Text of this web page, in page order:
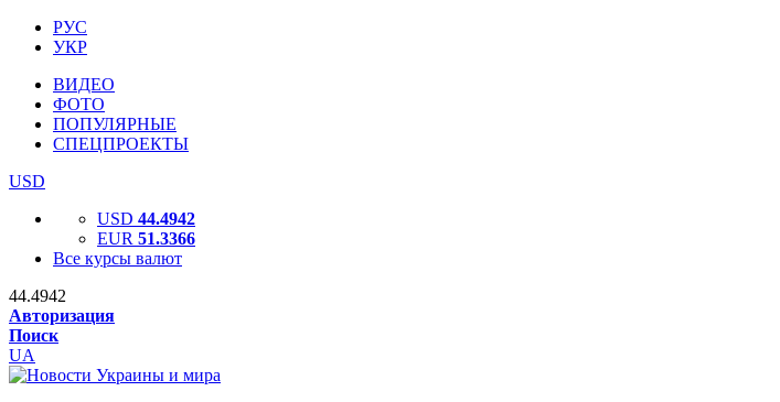
РУС
УКР
ВИДЕО
ФОТО
ПОПУЛЯРНЫЕ
СПЕЦПРОЕКТЫ
USD
USD 44.4942
EUR 51.3366
Все курсы валют
44.4942
Авторизация
Поиск
UA